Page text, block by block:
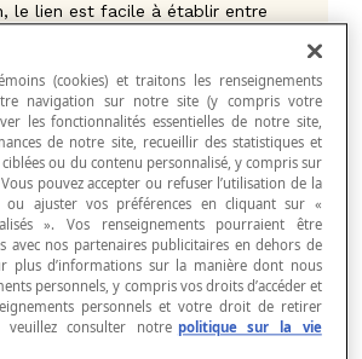
le lien est facile à établir entre
de taux de variation.
(cookies) et traitons les renseignements
navigation sur notre site (y compris votre
les fonctionnalités essentielles de notre site,
de notre site, recueillir des statistiques et
ou du contenu personnalisé, y compris sur
pouvez accepter ou refuser l’utilisation de la
ou ajuster vos préférences en cliquant sur «
». Vos renseignements pourraient être
avec nos partenaires publicitaires en dehors de
plus d’informations sur la manière dont nous
personnels, y compris vos droits d’accéder et
personnels et votre droit de retirer
veuillez consulter notre politique sur la vie